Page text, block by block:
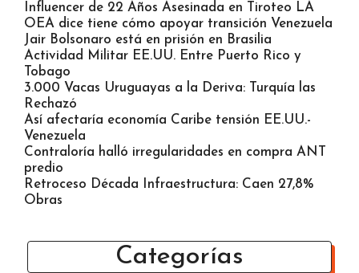
Influencer de 22 Años Asesinada en Tiroteo LA
OEA dice tiene cómo apoyar transición Venezuela
Jair Bolsonaro está en prisión en Brasilia
Actividad Militar EE.UU. Entre Puerto Rico y
Tobago
3.000 Vacas Uruguayas a la Deriva: Turquía las
Rechazó
Así afectaría economía Caribe tensión EE.UU.-
Venezuela
Contraloría halló irregularidades en compra ANT
predio
Retroceso Década Infraestructura: Caen 27,8%
Obras
Categorías